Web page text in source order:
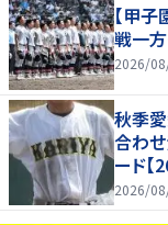
【甲
戦一
2026/
秋季
合わせ
ード【
2026/